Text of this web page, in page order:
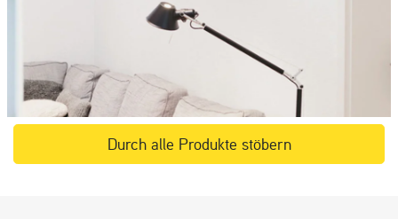
Durch alle Produkte stöbern